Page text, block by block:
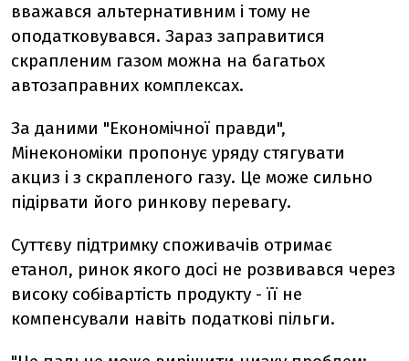
вважався альтернативним і тому не
оподатковувався. Зараз заправитися
скрапленим газом можна на багатьох
автозаправних комплексах.
За даними "Економічної правди",
Мінекономіки пропонує уряду стягувати
акциз і з скрапленого газу. Це може сильно
підірвати його ринкову перевагу.
Суттєву підтримку споживачів отримає
етанол, ринок якого досі не розвивався через
високу собівартість продукту - її не
компенсували навіть податкові пільги.